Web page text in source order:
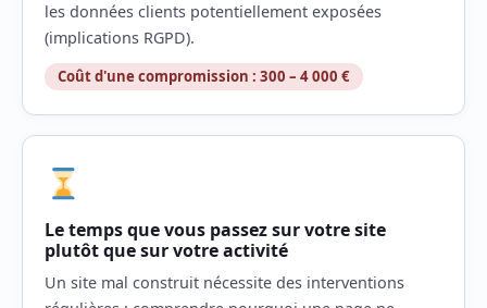
les données clients potentiellement exposées
(implications RGPD).
Coût d'une compromission : 300 – 4 000 €
Le temps que vous passez sur votre site
plutôt que sur votre activité
Un site mal construit nécessite des interventions